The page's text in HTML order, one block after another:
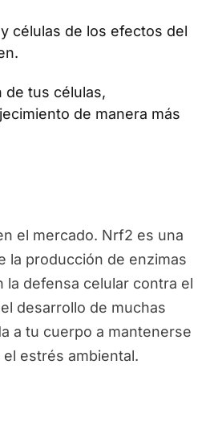
células de los efectos del
de tus células,
de manera más
el mercado. Nrf2 es una
la producción de enzimas
la defensa celular contra el
desarrollo de muchas
a tu cuerpo a mantenerse
estrés ambiental.